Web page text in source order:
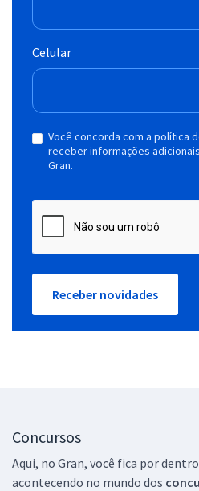
Celular
Você concorda com a política
receber informações
Gran.
Receber novidades
Concursos
Aqui, no Gran, você fica por
acontecendo no mundo dos